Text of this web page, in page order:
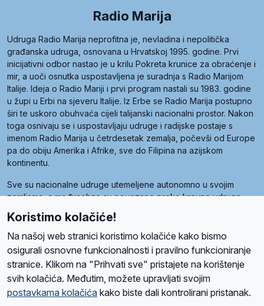
Radio Marija
Udruga Radio Marija neprofitna je, nevladina i nepolitička
građanska udruga, osnovana u Hrvatskoj 1995. godine. Prvi
inicijativni odbor nastao je u krilu Pokreta krunice za obraćenje i
mir, a uoči osnutka uspostavljena je suradnja s Radio Marijom
Italije. Ideja o Radio Mariji i prvi program nastali su 1983. godine
u župi u Erbi na sjeveru Italije. Iz Erbe se Radio Marija postupno
širi te uskoro obuhvaća cijeli talijanski nacionalni prostor. Nakon
toga osnivaju se i uspostavljaju udruge i radijske postaje s
imenom Radio Marija u četrdesetak zemalja, počevši od Europe
pa do obiju Amerika i Afrike, sve do Filipina na azijskom
kontinentu.
Sve su nacionalne udruge utemeljene autonomno u svojim
zemljama, a međusobna su povezane preko krovne udruge
Radio Maria). Svjetsku obitelj utemeljilo je sedam članica, među
kojima je i hrvatska Udruga Radio Marija.
O namaRadio ProgramVolonteriPrijateljiKontaktPravila privatnosti
Koristimo kolačiće!
Na našoj web stranici koristimo kolačiće kako bismo
osigurali osnovne funkcionalnosti i pravilno funkcioniranje
stranice. Klikom na "Prihvati sve" pristajete na korištenje
svih kolačića. Međutim, možete upravljati svojim
postavkama kolačića kako biste dali kontrolirani pristanak.